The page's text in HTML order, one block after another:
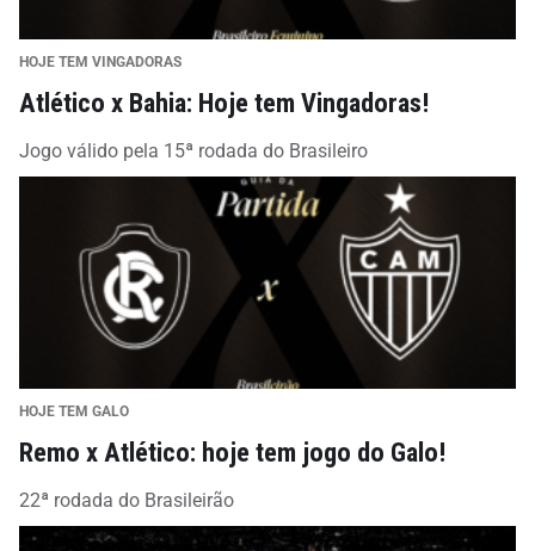
HOJE TEM VINGADORAS
Atlético x Bahia: Hoje tem Vingadoras!
Jogo válido pela 15ª rodada do Brasileiro
HOJE TEM GALO
Remo x Atlético: hoje tem jogo do Galo!
22ª rodada do Brasileirão